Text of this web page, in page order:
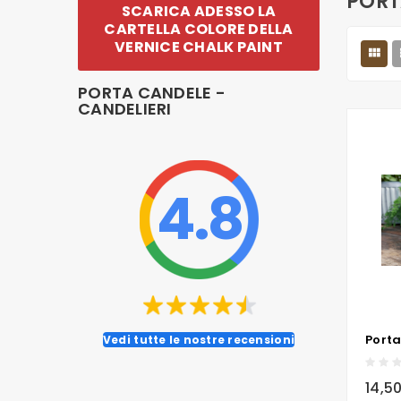
SCARICA ADESSO LA
CARTELLA COLORE DELLA
VERNICE CHALK PAINT
PORTA CANDELE -
CANDELIERI
4.8
Vedi tutte le nostre recensioni

local_grocery_store